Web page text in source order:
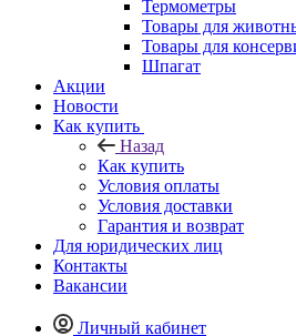
Термометры
Товары для
Товары для
Шпагат
Акции
Новости
Как купить
Назад
Как купить
Условия оплаты
Условия доставки
Гарантия и возврат
Для юридических лиц
Контакты
Вакансии
Личный кабинет